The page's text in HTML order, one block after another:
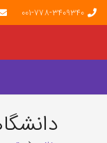
001-778-3409340